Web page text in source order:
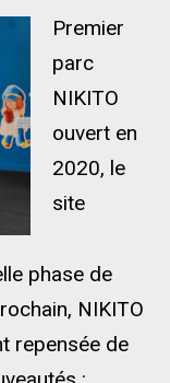
Premier
parc
NIKITO
ouvert en
2020, le
site
phase de
NIKITO
repensée de